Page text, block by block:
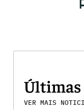
Últimas
VER MAIS